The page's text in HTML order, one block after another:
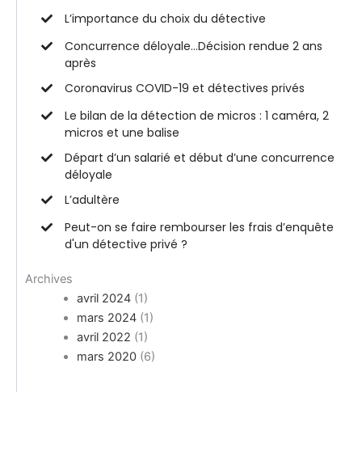
L’importance du choix du détective
Concurrence déloyale…Décision rendue 2 ans
après
Coronavirus COVID-19 et détectives privés
Le bilan de la détection de micros : 1 caméra, 2
micros et une balise
Départ d’un salarié et début d’une concurrence
déloyale
L’adultère
Peut-on se faire rembourser les frais d’enquête
d'un détective privé ?
Archives
avril 2024(1)
mars 2024(1)
avril 2022 (1)
mars 2020(6)